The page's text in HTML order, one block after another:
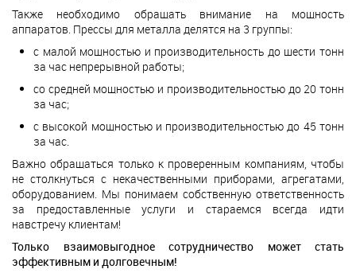
Также необходимо обращать внимание на мощность
аппаратов. Прессы для металла делятся на 3 группы:
с малой мощностью и производительность до шести тонн
за час непрерывной работы;
со средней мощностью и производительностью до 20 тонн
за час;
с высокой мощностью и производительностью до 45 тонн
за час.
Важно обращаться только к проверенным компаниям, чтобы
не столкнуться с некачественными приборами, агрегатами,
оборудованием. Мы понимаем собственную ответственность
за предоставленные услуги и стараемся всегда идти
навстречу клиентам!
Только взаимовыгодное сотрудничество может стать
эффективным и долговечным!